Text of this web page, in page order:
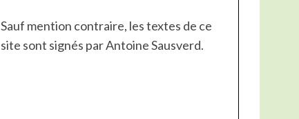
Sauf mention contraire, les textes de ce
site sont signés par Antoine Sausverd.